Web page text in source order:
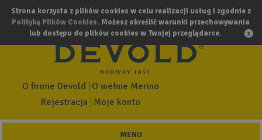
Strona korzysta z plików cookies w celu realizacji usług i zgodnie z
Polityką Plików Cookies. Możesz określić warunki przechowywania
lub dostępu do plików cookies w Twojej przeglądarce.
Rejestracja Moje konto
O firmie Devold O wełnie Merino
MENU